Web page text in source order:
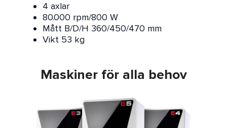
4 axlar
80.000 rpm/800 W
Mått B/D/H 360/450/470 mm
Vikt 53 kg
Maskiner för alla behov